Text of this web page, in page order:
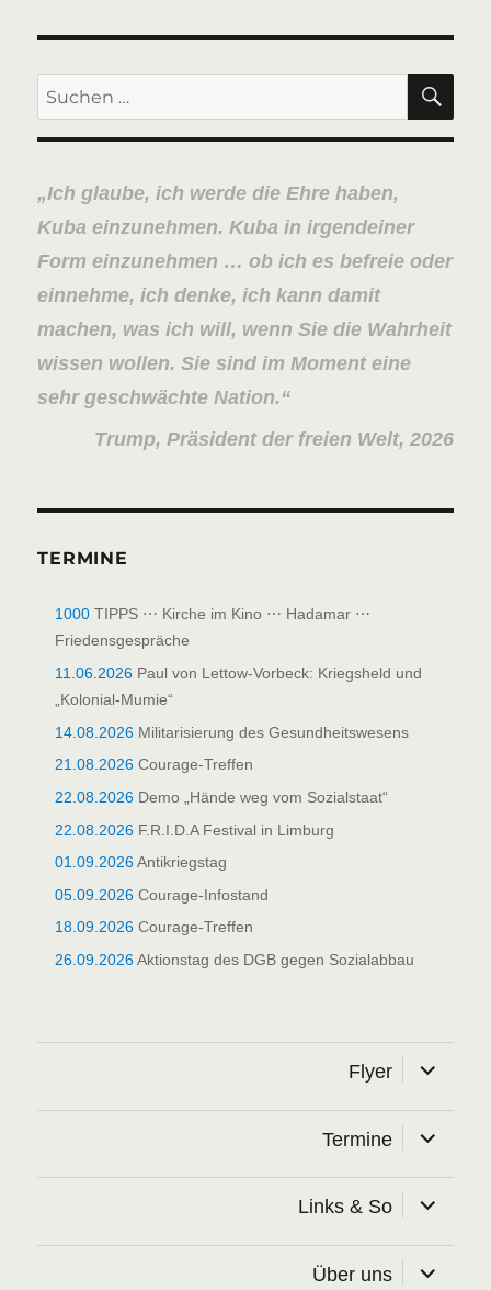
Suchen
nach:
Ich glaube, ich werde die Ehre haben,
Kuba einzunehmen. Kuba in irgendeiner
Form einzunehmen … ob ich es befreie oder
einnehme, ich denke, ich kann damit
machen, was ich will, wenn Sie die Wahrheit
wissen wollen. Sie sind im Moment eine
sehr geschwächte Nation.
Trump, Präsident der freien Welt, 2026
TERMINE
1000 TIPPS ⋯ Kirche im Kino ⋯ Hadamar ⋯
Friedensgespräche
11.06.2026 Paul von Lettow-Vorbeck: Kriegsheld und
„Kolonial-Mumie“
14.08.2026 Militarisierung des Gesundheitswesens
21.08.2026 Courage-Treffen
22.08.2026 Demo „Hände weg vom Sozialstaat“
22.08.2026 F.R.I.D.A Festival in Limburg
01.09.2026Antikriegstag
05.09.2026 Courage-Infostand
18.09.2026 Courage-Treffen
26.09.2026Aktionstag des DGB gegen Sozialabbau
Flyer öffnen
Termine öffnen
Links & So öffnen
Über uns öffnen